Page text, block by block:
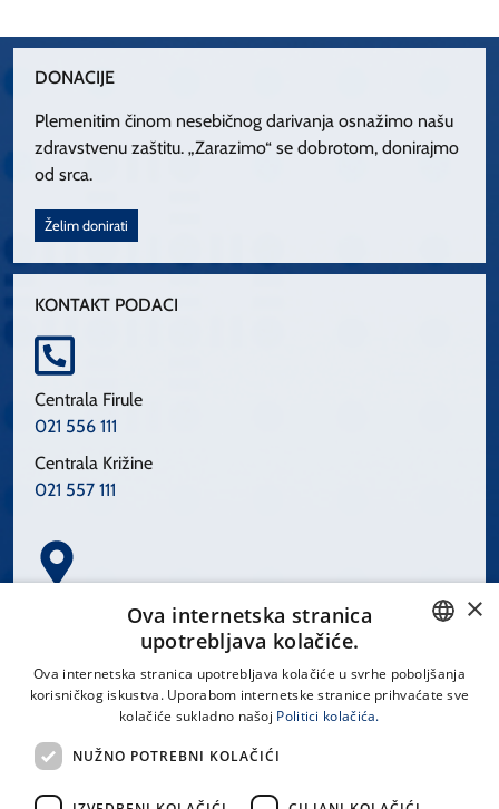
DONACIJE
Plemenitim činom nesebičnog darivanja osnažimo našu
zdravstvenu zaštitu. „Zarazimo“ se dobrotom, donirajmo
od srca.
Želim donirati
KONTAKT PODACI
Centrala Firule
021 556 111
Centrala Križine
021 557 111
Spinčićeva 1, 21000 Split
CROATIAN
×
Ova internetska stranica
upotrebljava kolačiće.
Ova internetska stranica upotrebljava kolačiće u svrhe poboljšanja
korisničkog iskustva. Uporabom internetske stranice prihvaćate sve
kolačiće sukladno našoj Politici kolačića.
NUŽNO POTREBNI KOLAČIĆI